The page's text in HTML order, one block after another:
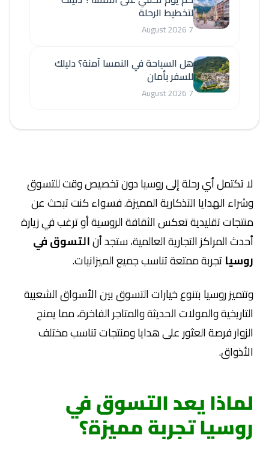
لا تكتمل أي رحلة إلى روسيا دون تخصيص وقت للتسوق
وشراء الهدايا التذكارية المميزة. فسواء كنت تبحث عن
منتجات تقليدية تعكس الثقافة الروسية أو ترغب في زيارة
أحدث المراكز التجارية العالمية، ستجد أنالتسوق في
روسياتجربة ممتعة تناسب جميع الميزانيات.
وتتميز روسيا بتنوع خيارات التسوق بين الأسواق الشعبية
التاريخية والمولات الحديثة والمتاجر الفاخرة، مما يمنح
الزوار فرصة العثور على هدايا ومنتجات تناسب مختلف
الأذواق.
لماذا يعد التسوق في
روسيا تجربة مميزة؟
لتخطيط الرحلة
7 August 2026
هل السياحة في النمسا آمنة؟ دليلك
للسفر بأمان
7 August 2026